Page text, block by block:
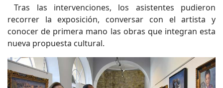
Tras las intervenciones, los asistentes pudieron
recorrer la exposición, conversar con el artista y
conocer de primera mano las obras que integran esta
nueva propuesta cultural.